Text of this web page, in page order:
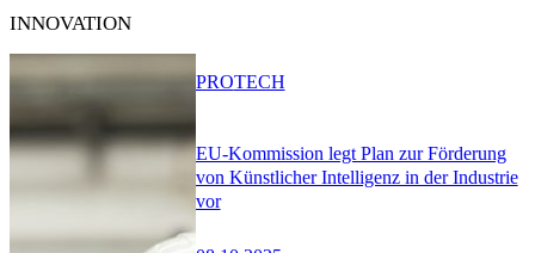
INNOVATION
EU-Kommission legt Plan zur Förderung
von Künstlicher Intelligenz in der Industrie
vor
PROTECH